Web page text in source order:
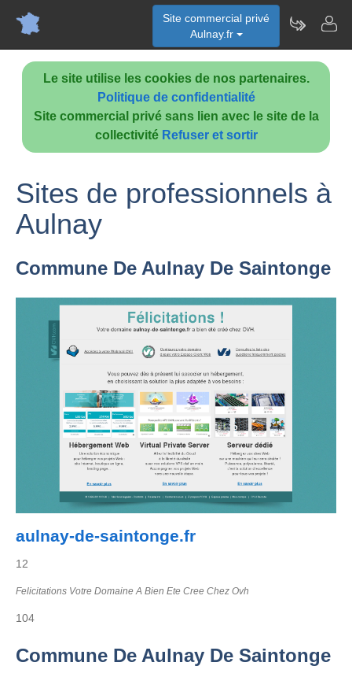
Le site utilise les cookies de nos partenaires.
Politique de confidentialité
Site commercial privé sans lien avec le site de la
collectivité Refuser et sortir
Site commercial privé
Aulnay.fr
Sites de professionnels à
Aulnay
Commune De Aulnay De Saintonge
aulnay-de-saintonge.fr
12
Felicitations Votre Domaine A Bien Ete Cree Chez Ovh
104
Commune De Aulnay De Saintonge